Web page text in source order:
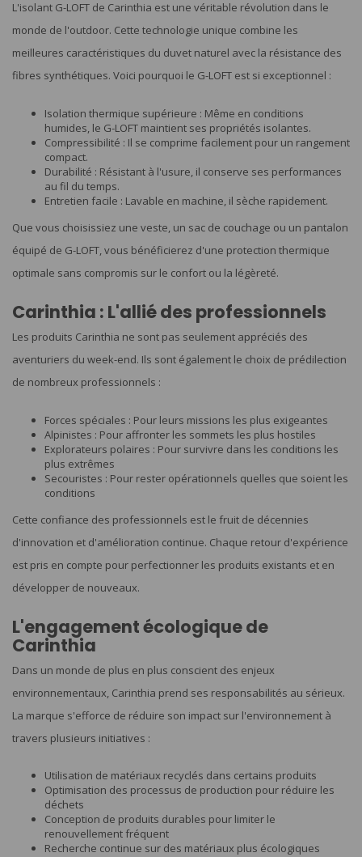
L'isolant G-LOFT de Carinthia est une véritable révolution dans le
monde de l'outdoor. Cette technologie unique combine les
meilleures caractéristiques du duvet naturel avec la résistance des
fibres synthétiques. Voici pourquoi le G-LOFT est si exceptionnel :
Isolation thermique supérieure : Même en conditions
humides, le G-LOFT maintient ses propriétés isolantes.
Compressibilité : Il se comprime facilement pour un rangement
compact.
Durabilité : Résistant à l'usure, il conserve ses performances
au fil du temps.
Entretien facile : Lavable en machine, il sèche rapidement.
Que vous choisissiez une veste, un sac de couchage ou un pantalon
équipé de G-LOFT, vous bénéficierez d'une protection thermique
optimale sans compromis sur le confort ou la légèreté.
Carinthia : L'allié des professionnels
Les produits Carinthia ne sont pas seulement appréciés des
aventuriers du week-end. Ils sont également le choix de prédilection
de nombreux professionnels :
Forces spéciales : Pour leurs missions les plus exigeantes
Alpinistes : Pour affronter les sommets les plus hostiles
Explorateurs polaires : Pour survivre dans les conditions les
plus extrêmes
Secouristes : Pour rester opérationnels quelles que soient les
conditions
Cette confiance des professionnels est le fruit de décennies
d'innovation et d'amélioration continue. Chaque retour d'expérience
est pris en compte pour perfectionner les produits existants et en
développer de nouveaux.
L'engagement écologique de
Carinthia
Dans un monde de plus en plus conscient des enjeux
environnementaux, Carinthia prend ses responsabilités au sérieux.
La marque s'efforce de réduire son impact sur l'environnement à
travers plusieurs initiatives :
Utilisation de matériaux recyclés dans certains produits
Optimisation des processus de production pour réduire les
déchets
Conception de produits durables pour limiter le
renouvellement fréquent
Recherche continue sur des matériaux plus écologiques